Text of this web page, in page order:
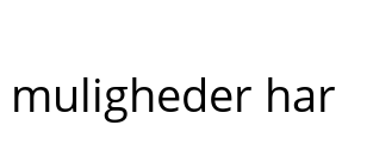
muligheder har